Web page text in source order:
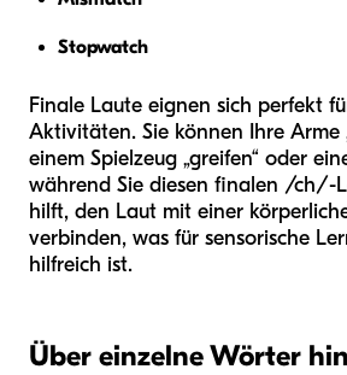
Stopwatch
Finale Laute eignen sich perfekt
Aktivitäten. Sie können Ihre Arme
einem Spielzeug „greifen“ oder
während Sie diesen finalen /ch/-
hilft, den Laut mit einer
verbinden, was für sensorische
hilfreich ist.
Über einzelne Wörter